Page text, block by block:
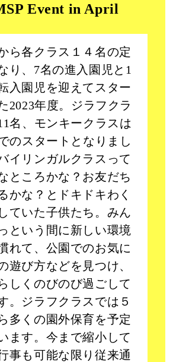
Event in April
ら各クラス１４名の定
り、7名の進入園児と1
入園児を迎えてスター
2023年度。ジラフクラ
名、モンキークラスは
のスタートとなりまし
イリンガルクラスって
ところかな？お友だち
かな？とドキドキわく
ていた子供たち。みん
という間に新しい環境
れて、公園でのお気に
遊び方などを見つけ、
しくのびのび過ごして
。ジラフクラスでは５
多くの園外保育を予定
ます。今まで縮小して
事も可能な限り従来通